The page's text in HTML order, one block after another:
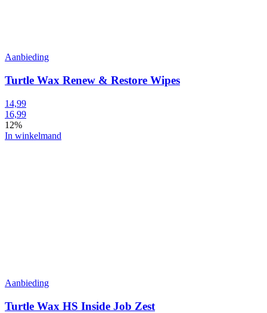
Aanbieding
Turtle Wax Renew & Restore Wipes
14,99
16,99
12%
In winkelmand
Aanbieding
Turtle Wax HS Inside Job Zest